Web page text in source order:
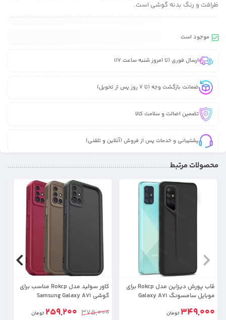
ظرافت و رنگ بدنه گوشی است.
موجود است
ارسال فوری (تا امروز شنبه ساعت 17)
ضمانت بازگشت وجه (تا 7 روز پس از تحویل)
تضمین اصالت و سلامت کالا
پشتیبانی و خدمات پس از فروش (آنلاین و تلفنی)
محصولات مرتبط
قاب پورش دیزاین مدل Rokcp برای
موبایل سامسونگ Galaxy A71
349,000 تومان
31%
کاور سولید مدل Rokcp مناسب برای
گوشی Samsung Galaxy A71
375,000
259,200 تومان